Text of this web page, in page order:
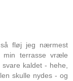
fløj jeg nærmest
min terrasse vræle
kaldet - hehe,
skulle nydes - og